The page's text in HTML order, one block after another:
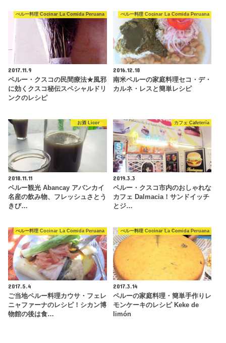
ぺルー料理 Cocinar La Comida Peruana
2017.11.9
ペルー・クスコの民間療法★風邪
に効くクスコ秘伝スペシャルドリ
ンクのレシピ
ぺルー料理 Cocinar La Comida Peruana
2016.12.18
南米ペルーの家庭料理セコ・デ・
カルネ・レスと簡単レシピ
お酒 Licor
2018.11.11
ペルー観光 Abancay アバンカイ
名産の飲み物、フレッシュさとう
きび…
カフェ Cafetería
2019.3.3
ペルー・クスコ市内のおしゃれな
カフェ Dalmacia！サンドイッチ
とジ…
ぺルー料理 Cocinar La Comida Peruana
2017.5.4
ご当地ペルー料理カウサ・フェレ
ニャファーナのレシピ！シカン博
物館の後は食…
ぺルー料理 Cocinar La Comida Peruana
2017.3.14
ペルーの家庭料理・簡単手作りレ
モンケーキのレシピ Keke de
limón